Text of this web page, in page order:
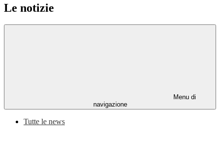
Le notizie
Menu di
navigazione
Tutte le news